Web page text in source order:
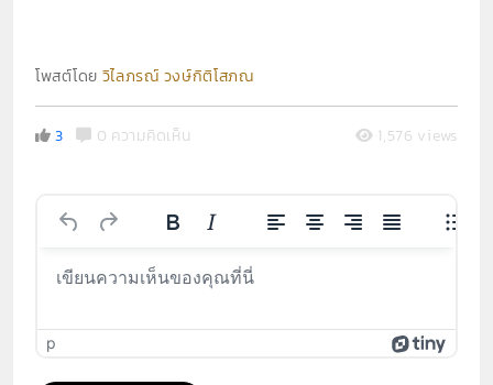
โพสต์โดย วิไลภรณ์ วงษ์กิติโสภณ
3 0 ความคิดเห็น 1,576 views
p